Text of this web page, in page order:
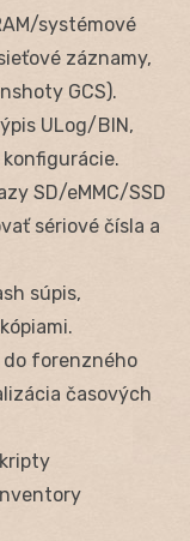
systémové
záznamy,
GCS).
ULog/BIN,
SD/eMMC/SSD
sériové čísla a
súpis,
do forenzného
časových